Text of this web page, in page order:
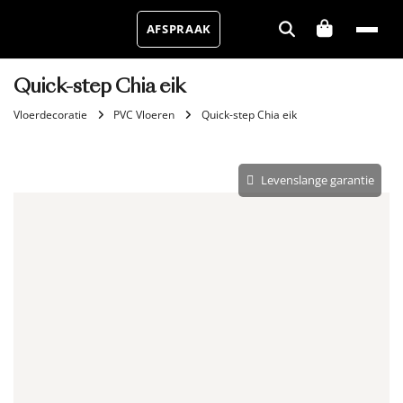
AFSPRAAK
Quick-step Chia eik
Vloerdecoratie PVC Vloeren Quick-step Chia eik
Levenslange garantie